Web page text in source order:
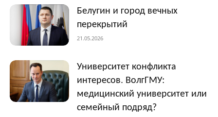
Белугин и город вечных
перекрытий
21.05.2026
Университет конфликта
интересов. ВолгГМУ:
медицинский университет или
семейный подряд?